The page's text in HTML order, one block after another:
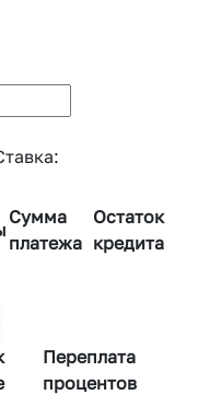
Сумма
платежа
Остаток
кредита
Переплата
процентов